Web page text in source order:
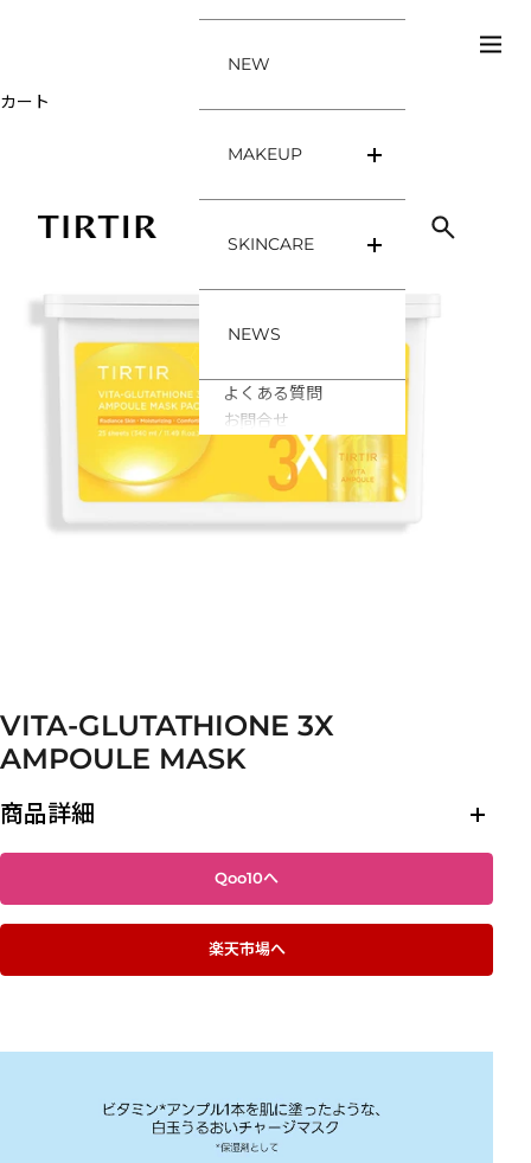
TIRTIR
メニ
NEW
MAKEUP
Base
Lip
Eye
Cheek
SKINCARE
Toner Serum/Ampoule
CREAM
NEWS
よくある質問
お問合せ
カート
VITA-GLUTATHIONE 3X
AMPOULE MASK
商品詳細
Qoo10へ
楽天市場へ